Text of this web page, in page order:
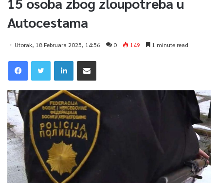
Autocestama
Utorak, 18 Februara 2025, 14:56 0 149 1 minute read